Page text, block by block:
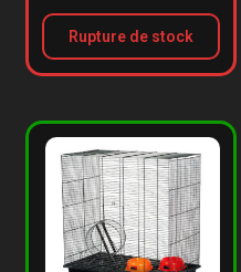
Rupture de stock